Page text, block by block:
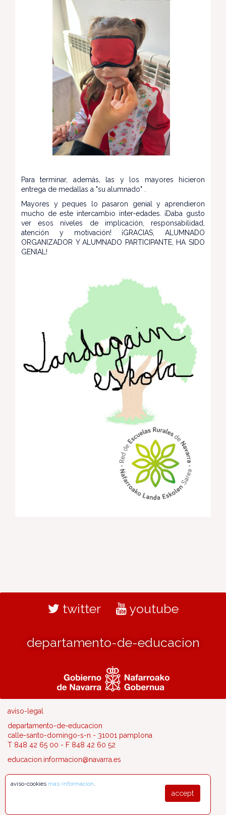
Para terminar, además, las y los mayores hicieron
entrega de medallas a "su alumnado" .
Mayores y peques lo pasaron genial y aprendieron
mucho de este intercambio inter-edades. ¡Daba gusto
ver esos niveles de implicación, responsabilidad,
atención y motivación! ¡GRACIAS, ALUMNADO
ORGANIZADOR Y ALUMNADO PARTICIPANTE, HA SIDO
GENIAL!
twitter youtube
departamento-de-educacion
aviso-legal
departamento-de-educacion
calle-santo-domingo-s-n - 31001 pamplona
T 848 42 65 00 - F 848 42 60 52
educacion.informacion@navarra.es
accept
aviso-cookies mas-informacion.